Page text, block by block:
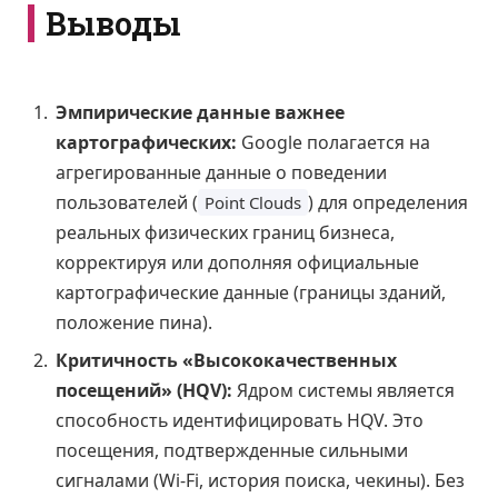
Выводы
Эмпирические данные важнее
картографических: Google полагается на
агрегированные данные о поведении
пользователей ( Point Clouds ) для определения
реальных физических границ бизнеса,
корректируя или дополняя официальные
картографические данные (границы зданий,
положение пина).
Критичность «Высококачественных
посещений» (HQV): Ядром системы является
способность идентифицировать HQV. Это
посещения, подтвержденные сильными
сигналами (Wi-Fi, история поиска, чекины). Без